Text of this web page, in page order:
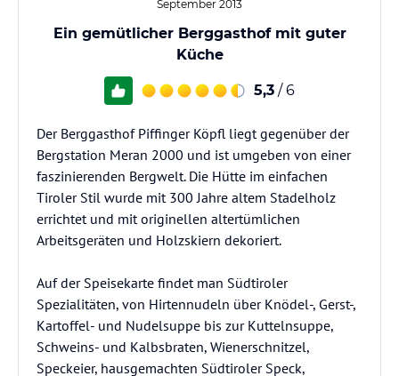
September 2013
Ein gemütlicher Berggasthof mit guter
Küche
5,3 / 6
Der Berggasthof Piffinger Köpfl liegt gegenüber der
Bergstation Meran 2000 und ist umgeben von einer
faszinierenden Bergwelt. Die Hütte im einfachen
Tiroler Stil wurde mit 300 Jahre altem Stadelholz
errichtet und mit originellen altertümlichen
Arbeitsgeräten und Holzskiern dekoriert.
Auf der Speisekarte findet man Südtiroler
Spezialitäten, von Hirtennudeln über Knödel-, Gerst-,
Kartoffel- und Nudelsuppe bis zur Kuttelnsuppe,
Schweins- und Kalbsbraten, Wienerschnitzel,
Speckeier, hausgemachten Südtiroler Speck,